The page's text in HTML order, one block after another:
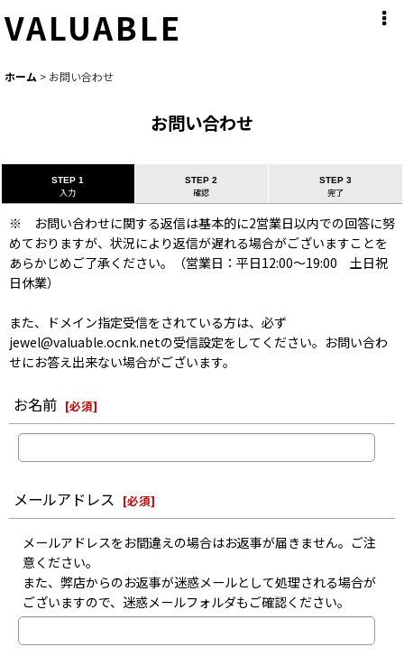
VALUABLE
ホーム > お問い合わせ
お問い合わせ
STEP 1
入力
STEP 2
確認
STEP 3
完了
※ お問い合わせに関する返信は基本的に2営業日以内での回答に努
めておりますが、状況により返信が遅れる場合がございますことを
あらかじめご了承ください。（営業日：平日12:00〜19:00 土日祝
日休業）
また、ドメイン指定受信をされている方は、必ず
jewel@valuable.ocnk.netの受信設定をしてください。お問い合わ
せにお答え出来ない場合がございます。
お名前 [必須]
メールアドレス [必須]
メールアドレスをお間違えの場合はお返事が届きません。ご注
意ください。
また、弊店からのお返事が迷惑メールとして処理される場合が
ございますので、迷惑メールフォルダもご確認ください。